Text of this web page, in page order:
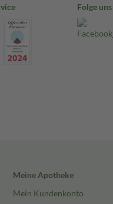
Folge uns
Meine Apotheke
Mein Kundenkonto